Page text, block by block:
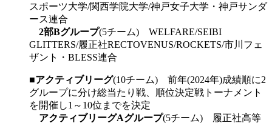
スポーツ大学/関西学院大学/神戸女子大学・神戸サンダ
ース連合
2部Bグループ(5チーム) WELFARE/SEIBI
GLITTERS/履正社RECTOVENUS/ROCKETS/市川フェ
ザント・BLESS連合
■アクティブリーグ(10チーム) 前年(2024年)成績順に2
グループに分け総当たり戦、順位決定戦トーナメント
を開催し1～10位までを決定
アクティブリーグAグループ(5チーム) 履正社高等